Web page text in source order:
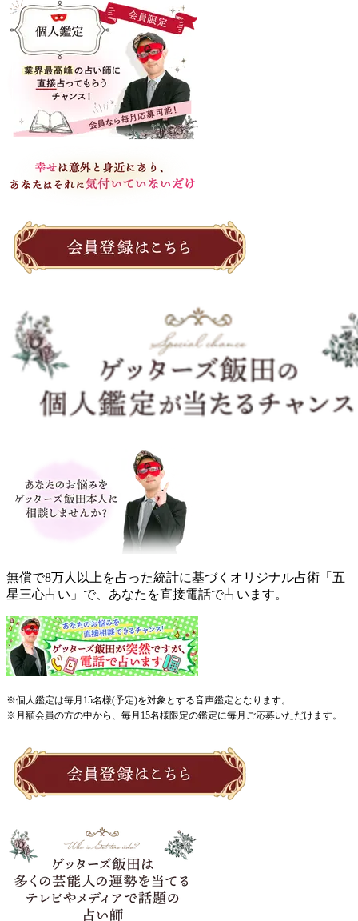
無償で8万人以上を占った統計に基づくオリジナル占術「五
星三心占い」で、あなたを直接電話で占います。
※個人鑑定は毎月15名様(予定)を対象とする音声鑑定となります。
※月額会員の方の中から、毎月15名様限定の鑑定に毎月ご応募いただけます。